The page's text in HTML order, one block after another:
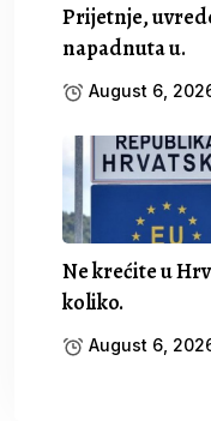
Prijetnje,
napadnuta u.
August 6,
Ne krećite u
koliko.
August 6,